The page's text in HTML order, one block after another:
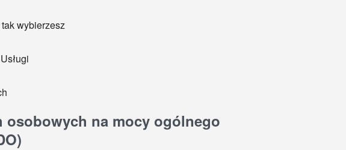
wybierzesz
osobowych na mocy ogólnego